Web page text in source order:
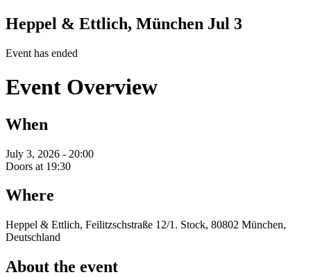
Heppel & Ettlich, München Jul 3
Event has ended
Event Overview
When
July 3, 2026 - 20:00
Doors at 19:30
Where
Heppel & Ettlich, Feilitzschstraße 12/1. Stock, 80802 München,
Deutschland
About the event